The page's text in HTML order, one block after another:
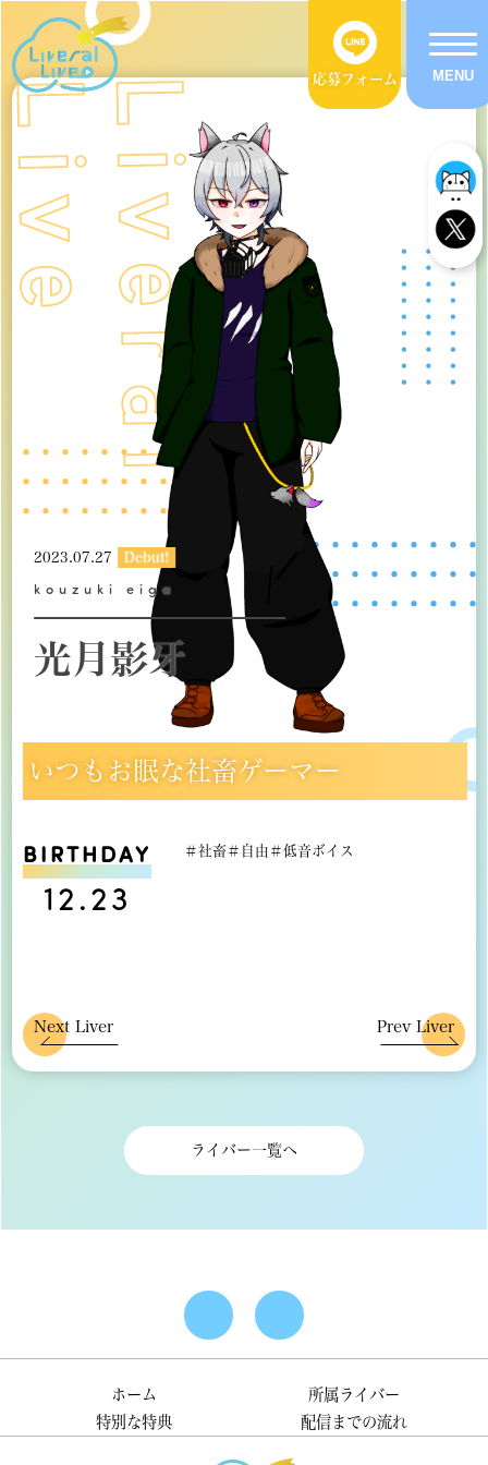
応募フォーム
いつもお眠な社畜ゲーマー
2023.07.27 Debut!
kouzuki eiga
光月影牙
BIRTHDAY
12.23
＃社畜＃自由＃低音ボイス
Next Liver Prev Liver
ライバー一覧へ
ホーム
所属ライバー
特別な特典
配信までの流れ